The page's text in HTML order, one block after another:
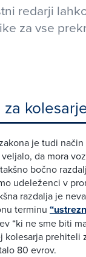
redarji
za vse
je tudi
da mora
bočno
udeleženci v
razdalja je
terminu
“ki ne sme biti
kolesarja prehiteli
80 evrov.